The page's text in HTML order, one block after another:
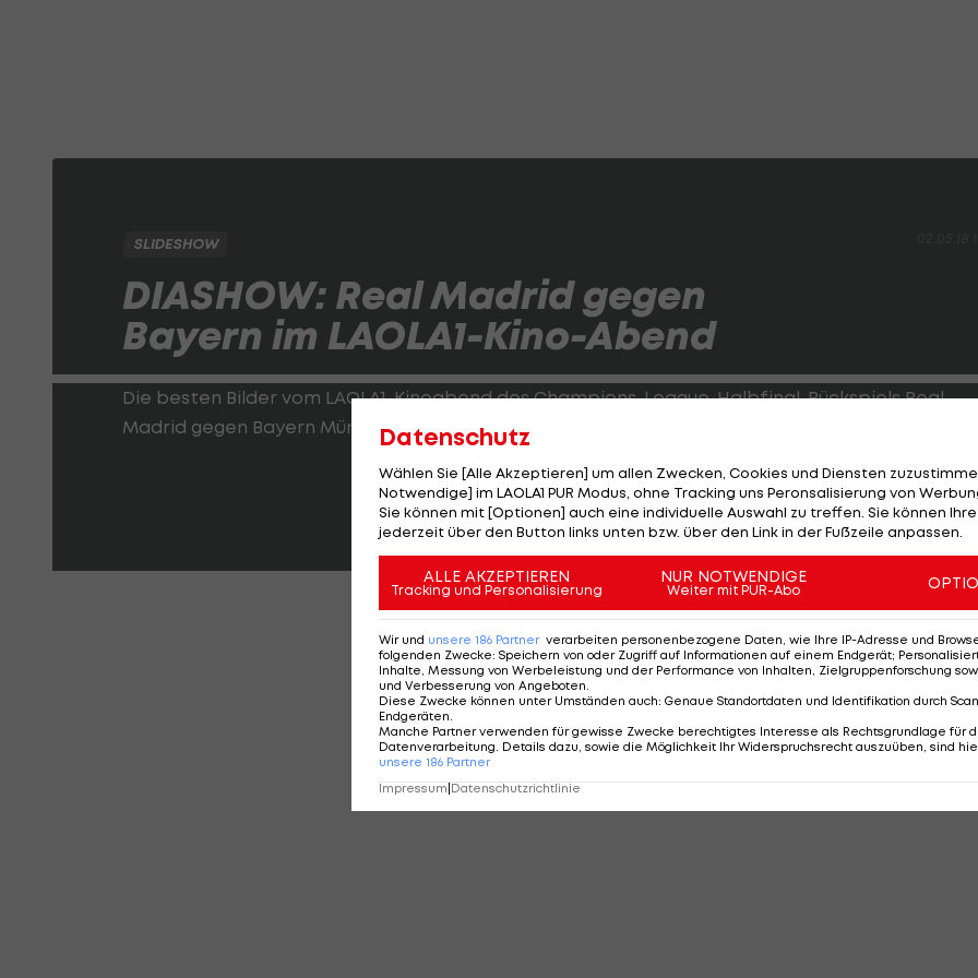
SLIDESHOW
DIASHOW: Real Madrid gegen
Bayern im LAOLA1-Kino-Abend
Die besten Bilder vom LAOLA1-Kinoabend des Champions-League-Halbfinal-Rückspiels Real
Madrid gegen Bayern München:
SEITE 1 VON 170 WEITER
KOMMENTARE
Datenschutz
Wählen Sie [Alle Akzeptieren] um allen Zwecken, Cookies und Diensten
Notwendige] im LAOLA1 PUR Modus, ohne Tracking uns Peronsalisierung von
Sie können mit [Optionen] auch eine individuelle Auswahl zu treffen. Sie können
jederzeit über den Button links unten bzw. über den Link in der Fußzeile anpassen.
ALLE AKZEPTIEREN
Tracking und Personalisierung
NUR NOTWENDIGE
Weiter mit PUR-Abo
Wir und unsere 186 Partner verarbeiten personenbezogene Daten, wie Ihre IP-Adresse und
folgenden Zwecke: Speichern von oder Zugriff auf Informationen auf einem Endgerät;
Inhalte, Messung von Werbeleistung und der Performance von Inhalten, Zielgruppenforschung
und Verbesserung von Angeboten
Diese Zwecke können unter Umständen auch: Genaue Standortdaten und Identifikation durch
Endgeräten
Manche Partner verwenden für gewisse Zwecke berechtigtes Interesse als Rechtsgrundlage für
Datenverarbeitung. Details dazu, sowie die Möglichkeit Ihr Widerspruchsrecht auszuüben, sind
unsere 186 Partner
Impressum|Datenschutzrichtlinie